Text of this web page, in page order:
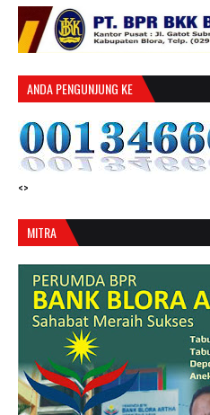
ANDA PENGUNJUNG KE
<>
MITRA